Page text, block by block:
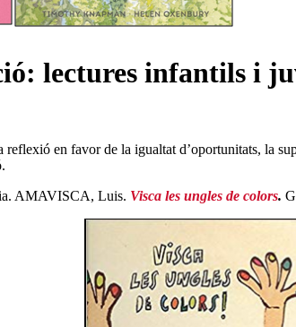
lectures infantils i
en favor de la igualtat d’oportunitats, la
AMAVISCA, Luis. Visca les ungles de colors.